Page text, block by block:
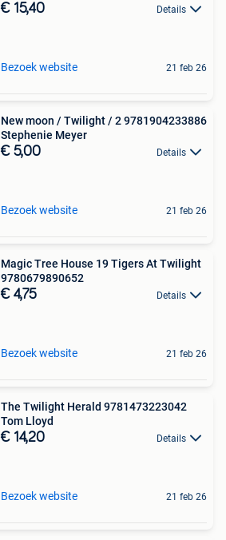
€ 15,40 Details
Bezoek website 21 feb 26
New moon / Twilight / 2 9781904233886
Stephenie Meyer
€ 5,00 Details
Bezoek website 21 feb 26
Magic Tree House 19 Tigers At Twilight
9780679890652
€ 4,75 Details
Bezoek website 21 feb 26
The Twilight Herald 9781473223042
Tom Lloyd
€ 14,20 Details
Bezoek website 21 feb 26